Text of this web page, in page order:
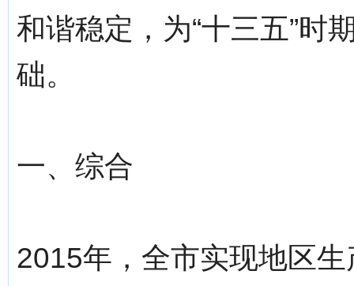
和谐稳定，为“十三五”时
础。
一、综合
2015年，全市实现地区